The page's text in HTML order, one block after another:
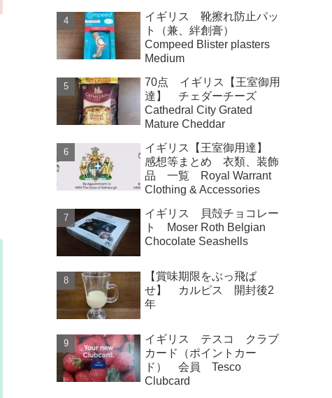
イギリス 靴擦れ防止パッ
ト（兼、絆創膏）
Compeed Blister plasters
Medium
70点 イギリス【王室御用
達】 チェダーチーズ
Cathedral City Grated
Mature Cheddar
イギリス【王室御用達】
感想等まとめ 衣類、装飾
品 一覧 Royal Warrant
Clothing & Accessories
イギリス 貝殻チョコレー
ト Moser Roth Belgian
Chocolate Seashells
【賞味期限をぶっ飛ば
せ】 カルピス 開封後2
年
イギリス テスコ クラブ
カード（ポイントカー
ド） 会員 Tesco
Clubcard